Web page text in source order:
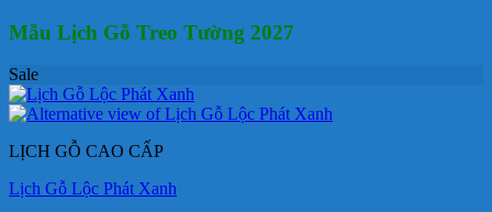
Mẫu Lịch Gỗ Treo Tường 2027
Sale
LỊCH GỖ CAO CẤP
Lịch Gỗ Lộc Phát Xanh